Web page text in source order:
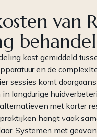
van
kost gemiddeld
en de
sessies komt
langdurige
met korter
hangt vaak
Systemen met